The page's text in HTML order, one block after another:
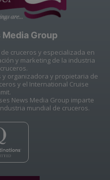
Group
cruceros y especializada en
y marketing de la industria
y organizadora y propietaria de
y el International Cruise
News Media Group imparte
mundial de cruceros.